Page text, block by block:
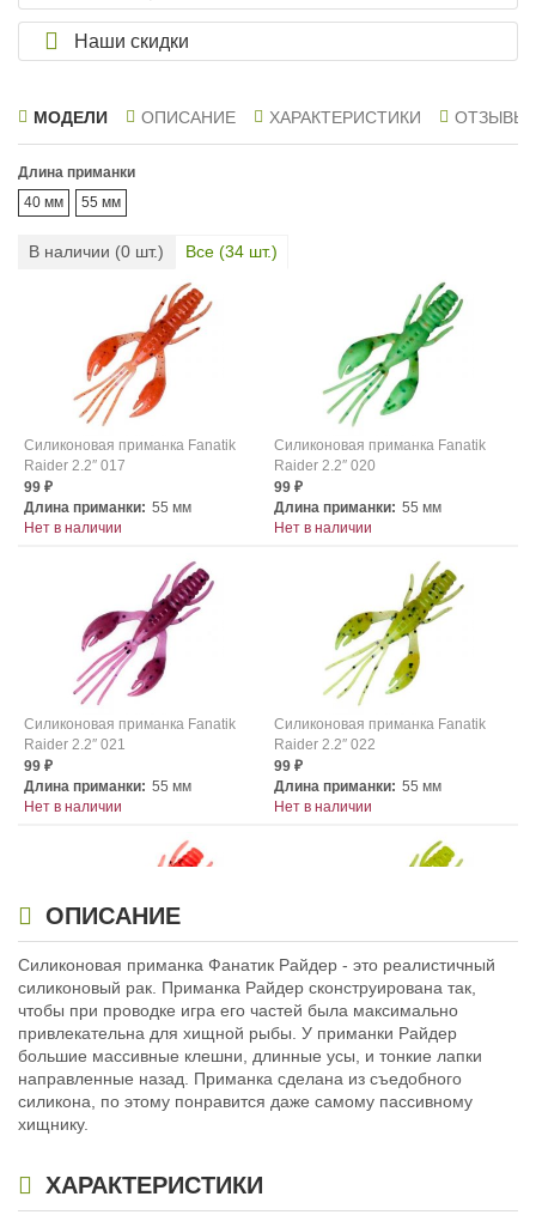
Наши скидки
МОДЕЛИ ОПИСАНИЕ ХАРАКТЕРИСТИКИ ОТЗЫВЫ
Длина приманки
40 мм
55 мм
В наличии (0 шт.) Все (34 шт.)
Силиконовая приманка Fanatik
Raider 2.2″ 017
99 ₽
Длина приманки: 55 мм
Нет в наличии
Силиконовая приманка Fanatik
Raider 2.2″ 020
99 ₽
Длина приманки: 55 мм
Нет в наличии
Силиконовая приманка Fanatik
Raider 2.2″ 021
99 ₽
Длина приманки: 55 мм
Нет в наличии
Силиконовая приманка Fanatik
Raider 2.2″ 022
99 ₽
Длина приманки: 55 мм
Нет в наличии
Силиконовая приманка Fanatik
Raider 2.2″ 023
99
Длина приманки: 55 мм
Нет в наличии
Силиконовая приманка Fanatik
Raider 2.2″ 024
Длина приманки:55 мм
Нет в наличии
ОПИСАНИЕ
Силиконовая приманка Фанатик Райдер - это реалистичный
силиконовый рак. Приманка Райдер сконструирована так,
чтобы при проводке игра его частей была максимально
привлекательна для хищной рыбы. У приманки Райдер
большие массивные клешни, длинные усы, и тонкие лапки
направленные назад. Приманка сделана из съедобного
силикона, по этому понравится даже самому пассивному
хищнику.
ХАРАКТЕРИСТИКИ